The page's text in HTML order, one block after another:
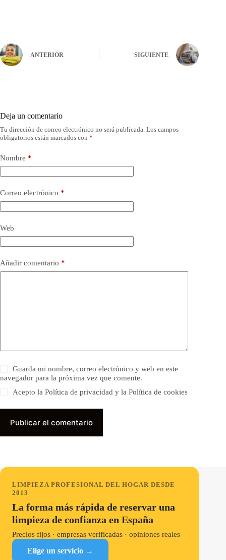
ANTERIOR SIGUIENTE
Deja un comentario
Tu dirección de correo electrónico no será publicada. Los campos
obligatorios están marcados con *
Nombre *
Correo electrónico *
Web
Añadir comentario *
Guarda mi nombre, correo electrónico y web en este
navegador para la próxima vez que comente.
Acepto la Política de privacidad y la Política de cookies
Publicar el comentario
LIMPIEZA PROFESIONAL DEL HOGAR DESDE
2013
La forma más rápida de reservar una
limpieza de confianza en España
Precios fijos · empresas verificadas · opiniones reales
Elige un servicio →